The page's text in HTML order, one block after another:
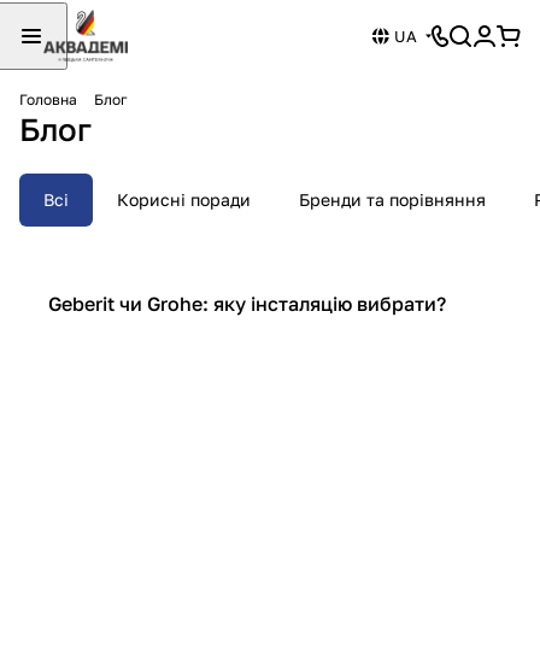
UA
Головна Блог
Блог
Всі Корисні поради Бренди та порівняння
Бренди та порівняння
Geberit чи Grohe: яку інсталяцію вибрати?